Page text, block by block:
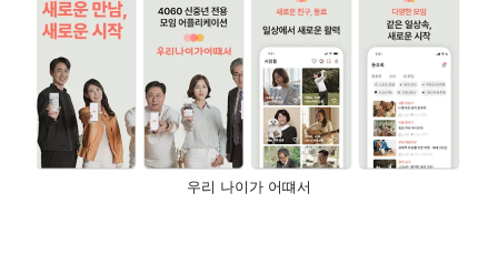
우리 나이가 어떄서